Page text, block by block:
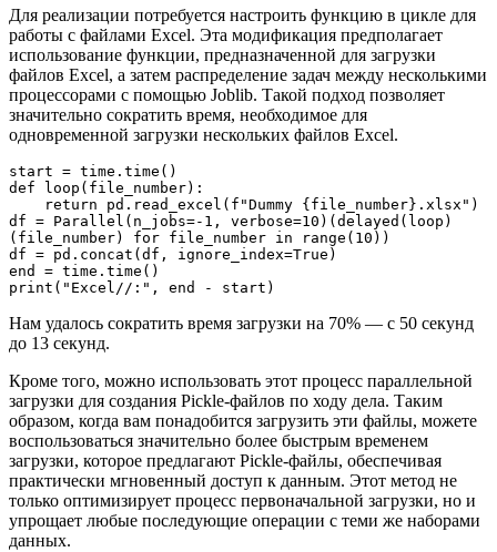
Для реализации потребуется настроить функцию в цикле для
работы с файлами Excel. Эта модификация предполагает
использование функции, предназначенной для загрузки
файлов Excel, а затем распределение задач между несколькими
процессорами с помощью Joblib. Такой подход позволяет
значительно сократить время, необходимое для
одновременной загрузки нескольких файлов Excel.
start = time.time()
def loop(file_number):
    return pd.read_excel(f"Dummy {file_number}.xlsx")
df = Parallel(n_jobs=-1, verbose=10)(delayed(loop)
(file_number) for file_number in range(10))
df = pd.concat(df, ignore_index=True)
end = time.time()
print("Excel//:", end - start)
Нам удалось сократить время загрузки на 70% — с 50 секунд
до 13 секунд.
Кроме того, можно использовать этот процесс параллельной
загрузки для создания Pickle-файлов по ходу дела. Таким
образом, когда вам понадобится загрузить эти файлы, можете
воспользоваться значительно более быстрым временем
загрузки, которое предлагают Pickle-файлы, обеспечивая
практически мгновенный доступ к данным. Этот метод не
только оптимизирует процесс первоначальной загрузки, но и
упрощает любые последующие операции с теми же наборами
данных.